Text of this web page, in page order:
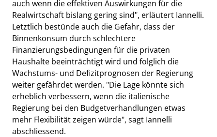
auch wenn die effektiven Auswirkungen für die
Realwirtschaft bislang gering sind", erläutert Iannelli.
Letztlich bestünde auch die Gefahr, dass der
Binnenkonsum durch schlechtere
Finanzierungsbedingungen für die privaten
Haushalte beeinträchtigt wird und folglich die
Wachstums- und Defizitprognosen der Regierung
weiter gefährdet werden. "Die Lage könnte sich
erheblich verbessern, wenn die italienische
Regierung bei den Budgetverhandlungen etwas
mehr Flexibilität zeigen würde", sagt Iannelli
abschliessend.